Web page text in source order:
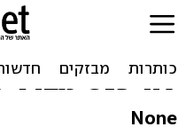
הבית הלבן:
אזרחים זרים
להיכנס
None